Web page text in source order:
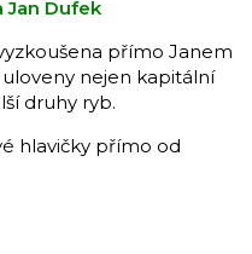
Jan Dufek
přímo Janem
nejen kapitální
druhy ryb.
hlavičky přímo od